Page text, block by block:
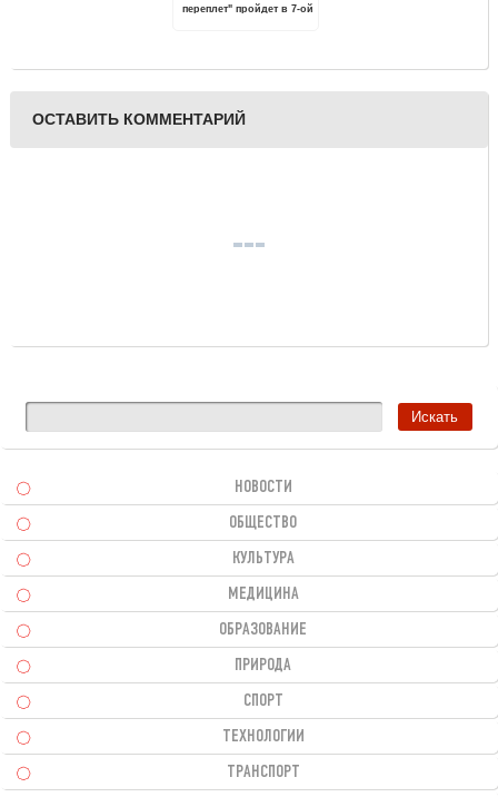
переплет" пройдет в 7-ой
ОСТАВИТЬ КОММЕНТАРИЙ
НОВОСТИ
ОБЩЕСТВО
КУЛЬТУРА
МЕДИЦИНА
ОБРАЗОВАНИЕ
ПРИРОДА
СПОРТ
ТЕХНОЛОГИИ
ТРАНСПОРТ